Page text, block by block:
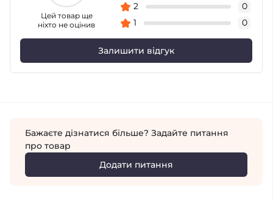
Цей товар ще
ніхто не оцінив
2
0
1
0
Залишити відгук
Бажаєте дізнатися більше? Задайте питання
про товар
Додати питання